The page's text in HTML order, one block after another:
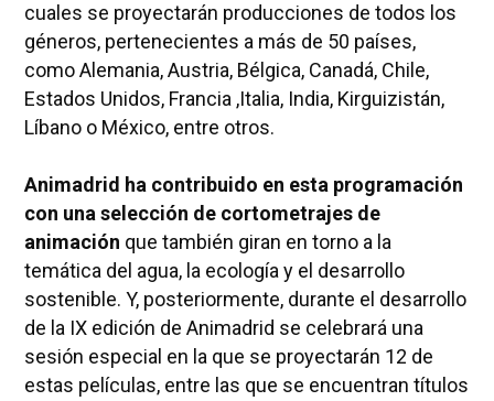
cuales se proyectarán producciones de todos los
géneros, pertenecientes a más de 50 países,
como Alemania, Austria, Bélgica, Canadá, Chile,
Estados Unidos, Francia ,Italia, India, Kirguizistán,
Líbano o México, entre otros.
Animadrid ha contribuido en esta programación
con una selección de cortometrajes de
animación que también giran en torno a la
temática del agua, la ecología y el desarrollo
sostenible. Y, posteriormente, durante el desarrollo
de la IX edición de Animadrid se celebrará una
sesión especial en la que se proyectarán 12 de
estas películas, entre las que se encuentran títulos